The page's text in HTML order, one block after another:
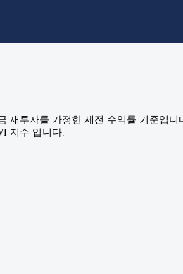
재투자를 가정한 세전 수익률 기준입니
지수 입니다.